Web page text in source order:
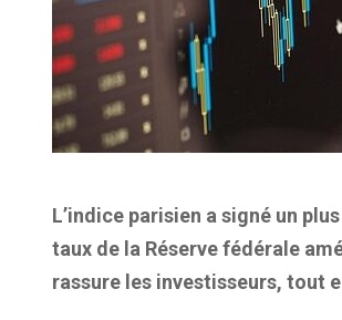
L’indice parisien a signé un
taux de la Réserve fédérale
rassure les investisseurs, tout